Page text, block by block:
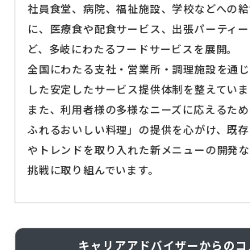
社員食堂、病院、福祉施設、学校などへの
に、医療食や配食サービス、出張パーティ
ど、多岐にわたるフードサービスを展開。
全国にわたる支社・営業所・調理施設を通
した安定したサービス提供体制を整えていま
また、利用者様の多様なニーズに応えるた
ふれるおいしい料理」の提供を心がけ、既
やトレンドを取り入れた新メニューの開発
挑戦に取り組んでいます。
キャリアアドバイザーからのコ